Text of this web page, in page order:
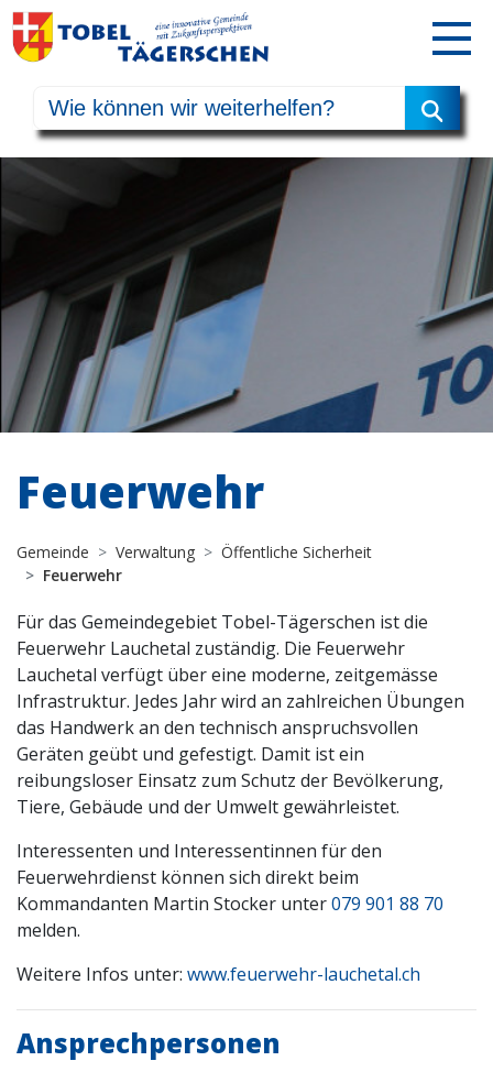
Feuerwehr
Gemeinde Verwaltung
Öffentliche Sicherheit
Feuerwehr
Für das Gemeindegebiet Tobel-Tägerschen ist die
Feuerwehr Lauchetal zuständig. Die Feuerwehr
Lauchetal verfügt über eine moderne, zeitgemässe
Infrastruktur. Jedes Jahr wird an zahlreichen Übungen
das Handwerk an den technisch anspruchsvollen
Geräten geübt und gefestigt. Damit ist ein
reibungsloser Einsatz zum Schutz der Bevölkerung,
Tiere, Gebäude und der Umwelt gewährleistet.
Interessenten und Interessentinnen für den
Feuerwehrdienst können sich direkt beim
Kommandanten Martin Stocker unter079 901 88 70
melden.
Weitere Infos unter: www.feuerwehr-lauchetal.ch
Ansprechpersonen